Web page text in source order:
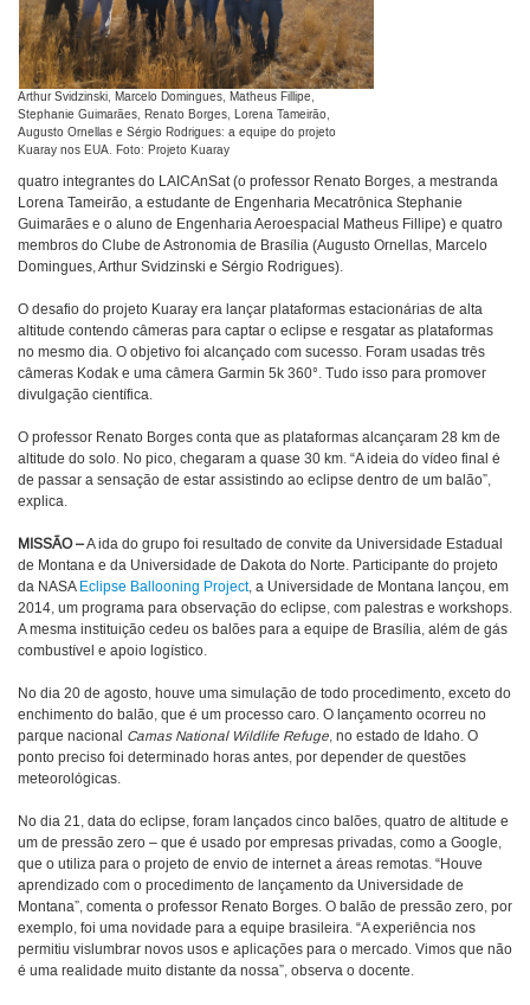
Arthur Svidzinski, Marcelo Domingues, Matheus Fillipe,
Stephanie Guimarães, Renato Borges, Lorena Tameirão,
Augusto Ornellas e Sérgio Rodrigues: a equipe do projeto
Kuaray nos EUA. Foto: Projeto Kuaray
quatro integrantes do LAICAnSat (o professor Renato Borges, a mestranda
Lorena Tameirão, a estudante de Engenharia Mecatrônica Stephanie
Guimarães e o aluno de Engenharia Aeroespacial Matheus Fillipe) e quatro
membros do Clube de Astronomia de Brasília (Augusto Ornellas, Marcelo
Domingues, Arthur Svidzinski e Sérgio Rodrigues).
O desafio do projeto Kuaray era lançar plataformas estacionárias de alta
altitude contendo câmeras para captar o eclipse e resgatar as plataformas
no mesmo dia. O objetivo foi alcançado com sucesso. Foram usadas três
câmeras Kodak e uma câmera Garmin 5k 360°. Tudo isso para promover
divulgação científica.
O professor Renato Borges conta que as plataformas alcançaram 28 km de
altitude do solo. No pico, chegaram a quase 30 km. “A ideia do vídeo final é
de passar a sensação de estar assistindo ao eclipse dentro de um balão”,
explica.
MISSÃO –A ida do grupo foi resultado de convite da Universidade Estadual
de Montana e da Universidade de Dakota do Norte. Participante do projeto
da NASA Eclipse Ballooning Project, a Universidade de Montana lançou, em
2014, um programa para observação do eclipse, com palestras e workshops.
A mesma instituição cedeu os balões para a equipe de Brasília, além de gás
combustível e apoio logístico.
No dia 20 de agosto, houve uma simulação de todo procedimento, exceto do
enchimento do balão, que é um processo caro. O lançamento ocorreu no
parque nacional Camas National Wildlife Refuge, no estado de Idaho. O
ponto preciso foi determinado horas antes, por depender de questões
meteorológicas.
No dia 21, data do eclipse, foram lançados cinco balões, quatro de altitude e
um de pressão zero – que é usado por empresas privadas, como a Google,
que o utiliza para o projeto de envio de internet a áreas remotas. “Houve
aprendizado com o procedimento de lançamento da Universidade de
Montana”, comenta o professor Renato Borges. O balão de pressão zero, por
exemplo, foi uma novidade para a equipe brasileira. “A experiência nos
permitiu vislumbrar novos usos e aplicações para o mercado. Vimos que não
é uma realidade muito distante da nossa”, observa o docente.